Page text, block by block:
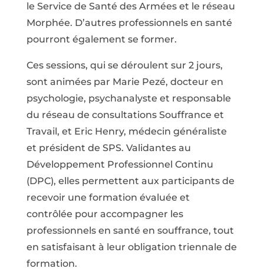
le Service de Santé des Armées et le réseau
Morphée. D’autres professionnels en santé
pourront également se former.
Ces sessions, qui se déroulent sur 2 jours,
sont animées par Marie Pezé, docteur en
psychologie, psychanalyste et responsable
du réseau de consultations Souffrance et
Travail, et Eric Henry, médecin généraliste
et président de SPS. Validantes au
Développement Professionnel Continu
(DPC), elles permettent aux participants de
recevoir une formation évaluée et
contrôlée pour accompagner les
professionnels en santé en souffrance, tout
en satisfaisant à leur obligation triennale de
formation.